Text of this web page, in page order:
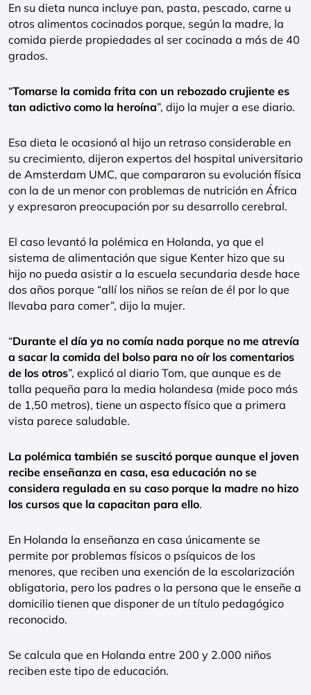
En su dieta nunca incluye pan, pasta, pescado, carne u
otros alimentos cocinados porque, según la madre, la
comida pierde propiedades al ser cocinada a más de 40
grados.
“Tomarse la comida frita con un rebozado crujiente es
tan adictivo como la heroína”, dijo la mujer a ese diario.
Esa dieta le ocasionó al hijo un retraso considerable en
su crecimiento, dijeron expertos del hospital universitario
de Amsterdam UMC, que compararon su evolución física
con la de un menor con problemas de nutrición en África
y expresaron preocupación por su desarrollo cerebral.
El caso levantó la polémica en Holanda, ya que el
sistema de alimentación que sigue Kenter hizo que su
hijo no pueda asistir a la escuela secundaria desde hace
dos años porque “allí los niños se reían de él por lo que
llevaba para comer”, dijo la mujer.
“Durante el día ya no comía nada porque no me atrevía
a sacar la comida del bolso para no oír los comentarios
de los otros”, explicó al diario Tom, que aunque es de
talla pequeña para la media holandesa (mide poco más
de 1,50 metros), tiene un aspecto físico que a primera
vista parece saludable.
La polémica también se suscitó porque aunque el joven
recibe enseñanza en casa, esa educación no se
considera regulada en su caso porque la madre no hizo
los cursos que la capacitan para ello.
En Holanda la enseñanza en casa únicamente se
permite por problemas físicos o psíquicos de los
menores, que reciben una exención de la escolarización
obligatoria, pero los padres o la persona que le enseñe a
domicilio tienen que disponer de un título pedagógico
reconocido.
Se calcula que en Holanda entre 200 y 2.000 niños
reciben este tipo de educación.